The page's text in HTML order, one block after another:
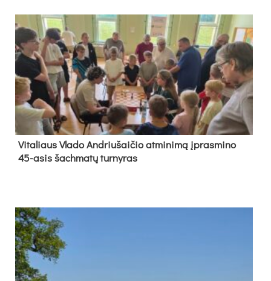
Vi­ta­liaus Vla­do And­riu­šai­čio at­mi­ni­mą įpras­mi­no
45-asis šach­ma­tų tur­ny­ras